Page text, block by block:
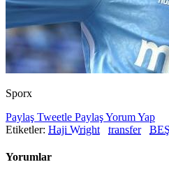
Sporx
Paylaş Tweetle PaylaşYorum Yap
Etiketler: Haji Wright transfer
Yorumlar